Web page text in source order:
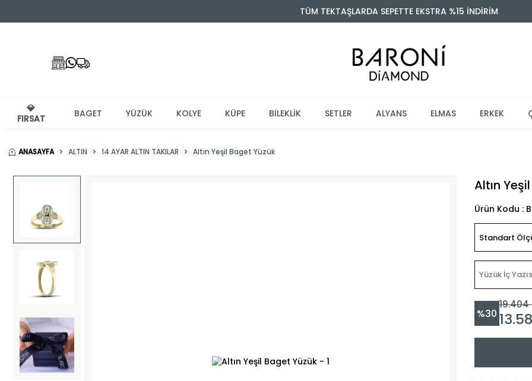
TÜM TEKTAŞLARDA SEPETTE EKSTRA %15 İNDİRİM
💎
FIRSAT
BAGET YÜZÜK KOLYE KÜPE BİLEKLİK SETLER ALYANS ELMAS ERKEK
ANASAYFA ALTIN 14 AYAR ALTIN TAKILAR Altın Yeşil Baget Yüzük
Altın
Ürün Kodu :
%30
19.404